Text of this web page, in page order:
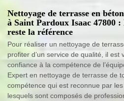
Nettoyage de terrasse en
à Saint Pardoux Isaac 47800
reste la référence
Pour réaliser un nettoyage de
profiter d’un service de qualité, il est
confiance à la compétence de
Expert en nettoyage de terrasse de
compétence qui est reconnue par
lesquels sont composés de